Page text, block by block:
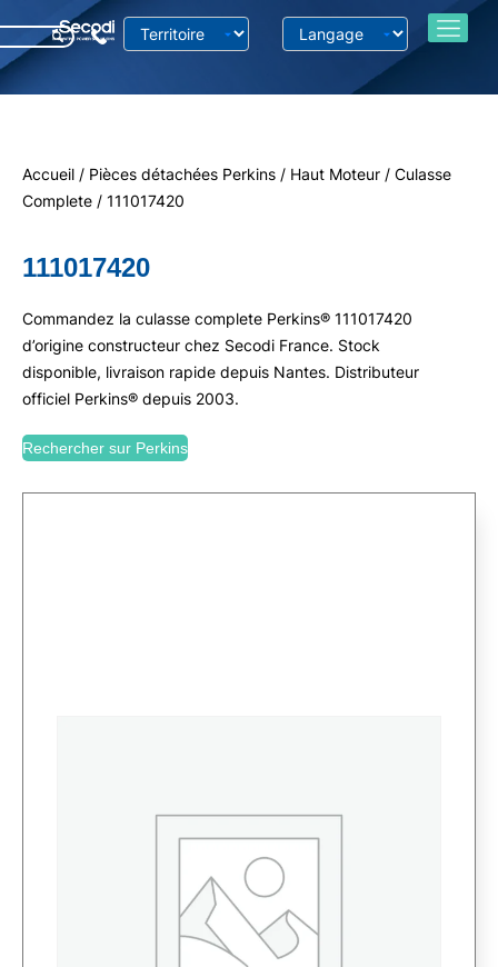
Accueil / Pièces détachées Perkins / Haut Moteur / Culasse
Complete / 111017420
111017420
Commandez la culasse complete Perkins® 111017420
d’origine constructeur chez Secodi France. Stock
disponible, livraison rapide depuis Nantes. Distributeur
officiel Perkins® depuis 2003.
Rechercher sur Perkins